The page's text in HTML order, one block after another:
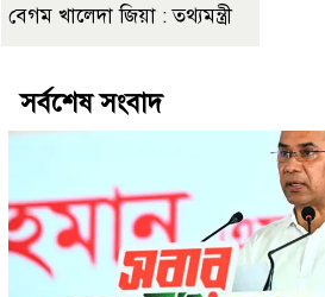
বেগম খালেদা জিয়া : তথ্যমন্ত্রী
সর্বশেষ সংবাদ